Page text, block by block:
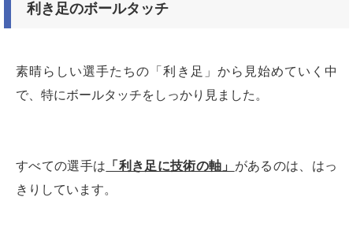
利き足のボールタッチ
素晴らしい選手たちの「利き足」から見始めていく中
で、特にボールタッチをしっかり見ました。
すべての選手は 「利き足に技術の軸」 があるのは、はっ
きりしています。